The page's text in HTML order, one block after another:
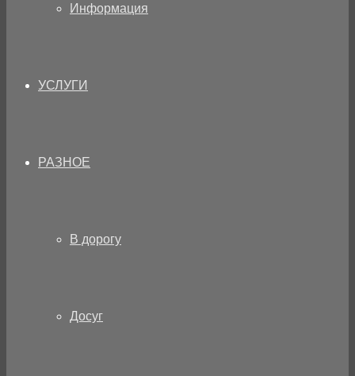
Информация
УСЛУГИ
РАЗНОЕ
В дорогу
Досуг